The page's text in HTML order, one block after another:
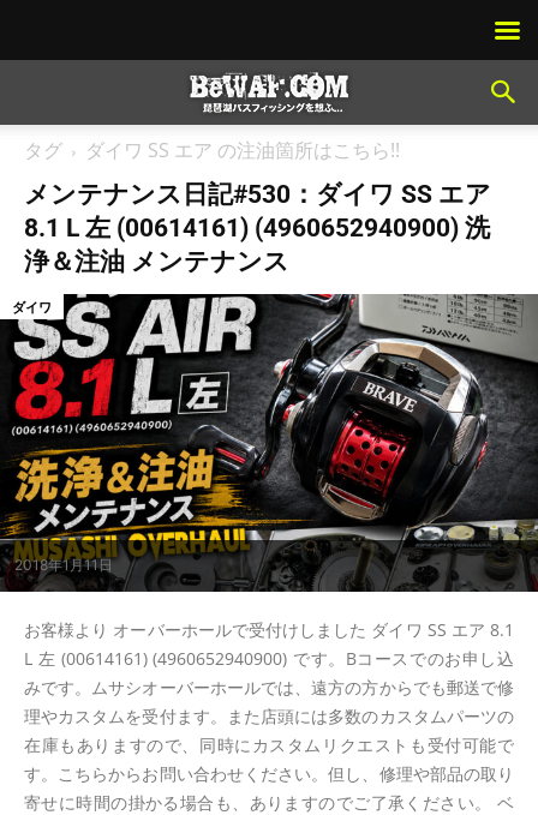
タグ ダイワ SS エア の注油箇所はこちら!!
メンテナンス日記#530：ダイワ SS エア
8.1 L 左 (00614161) (4960652940900) 洗
浄＆注油 メンテナンス
2018年1月11日
ダイワ
お客様より オーバーホールで受付けしました ダイワ SS エア 8.1
L 左 (00614161) (4960652940900) です。Bコースでのお申し込
みです。ムサシオーバーホールでは、遠方の方からでも郵送で修
理やカスタムを受付ます。また店頭には多数のカスタムパーツの
在庫もありますので、同時にカスタムリクエストも受付可能で
す。こちらからお問い合わせください。但し、修理や部品の取り
寄せに時間の掛かる場合も、ありますのでご了承ください。 ベ